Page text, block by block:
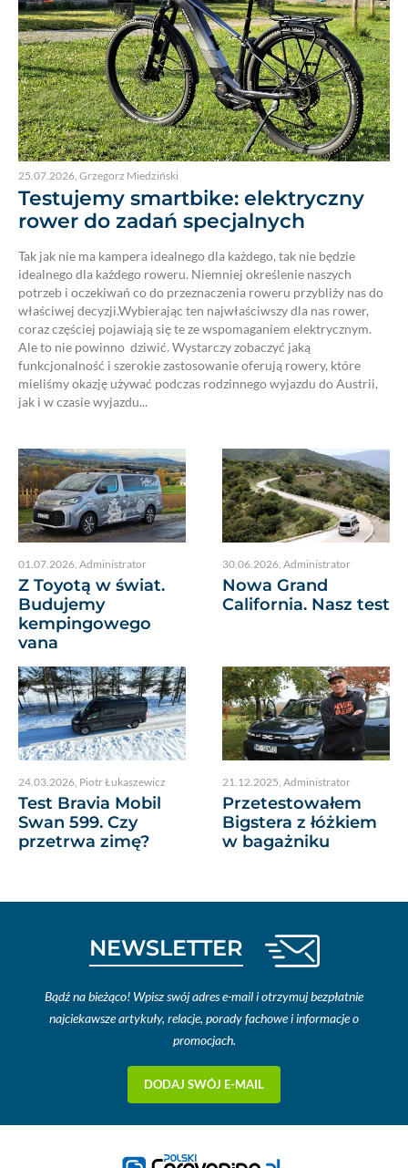
25.07.2026, Grzegorz Miedziński
Testujemy smartbike: elektryczny
rower do zadań specjalnych
Tak jak nie ma kampera idealnego dla każdego, tak nie będzie
idealnego dla każdego roweru. Niemniej określenie naszych
potrzeb i oczekiwań co do przeznaczenia roweru przybliży nas do
właściwej decyzji.Wybierając ten najwłaściwszy dla nas rower,
coraz częściej pojawiają się te ze wspomaganiem elektrycznym.
Ale to nie powinno dziwić. Wystarczy zobaczyć jaką
funkcjonalność i szerokie zastosowanie oferują rowery, które
mieliśmy okazję używać podczas rodzinnego wyjazdu do Austrii,
jak i w czasie wyjazdu...
01.07.2026 Administrator
Z Toyotą w świat.
Budujemy
kempingowego
vana
30.06.2026 Administrator
Nowa Grand
California. Nasz test
24.03.2026, Piotr Łukaszewicz
Test Bravia Mobil
Swan 599. Czy
przetrwa zimę?
21.12.2025, Administrator
Przetestowałem
Bigstera z łóżkiem
w bagażniku
NEWSLETTER
Bądź na bieżąco! Wpisz swój adres e-mail i otrzymuj bezpłatnie
najciekawsze artykuły, relacje, porady fachowe i informacje o
promocjach.
DODAJ SWÓJ E-MAIL